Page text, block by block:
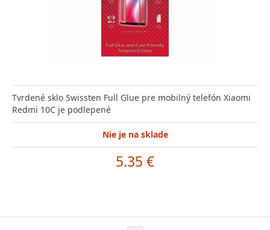
Tvrdené sklo Swissten Full Glue pre mobilný telefón Xiaomi
Redmi 10C je podlepené
Nie je na sklade
5.35 €